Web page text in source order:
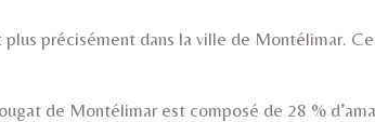
précisément dans la ville de Montélimar.
de Montélimar est composé de 28 %